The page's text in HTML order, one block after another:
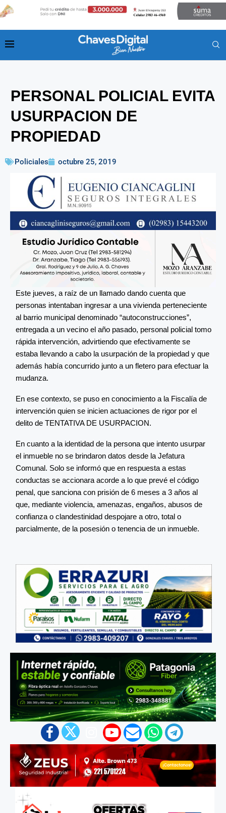
PERSONAL POLICIAL EVITA
USURPACION DE
PROPIEDAD
Policiales octubre 25, 2019
Este jueves, a raíz de un llamado dando cuenta que
personas intentaban ingresar a una vivienda perteneciente
al barrio municipal denominado “autoconstrucciones”,
entregada a un vecino el año pasado, personal policial tomo
rápida intervención, advirtiendo que efectivamente se
estaba llevando a cabo la usurpación de la propiedad y que
además había concurrido junto a un fletero para efectuar la
mudanza.
En ese contexto, se puso en conocimiento a la Fiscalía de
intervención quien se inicien actuaciones de rigor por el
delito de TENTATIVA DE USURPACION.
En cuanto a la identidad de la persona que intento usurpar
el inmueble no se brindaron datos desde la Jefatura
Comunal. Solo se informó que en respuesta a estas
conductas se accionara acorde a lo que prevé el código
penal, que sanciona con prisión de 6 meses a 3 años al
que, mediante violencia, amenazas, engaños, abusos de
confianza o clandestinidad despojare a otro, total o
parcialmente, de la posesión o tenencia de un inmueble.